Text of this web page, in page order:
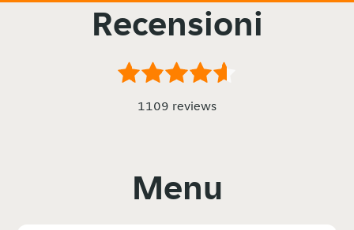
Recensioni
1109 reviews
Menu